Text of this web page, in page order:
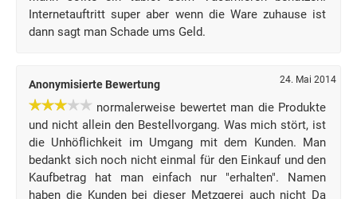
Internetauftritt super aber wenn die Ware zuhause ist
dann sagt man Schade ums Geld.
Anonymisierte Bewertung 24. Mai 2014
normalerweise bewertet man die Produkte
und nicht allein den Bestellvorgang. Was mich stört, ist
die Unhöflichkeit im Umgang mit dem Kunden. Man
bedankt sich noch nicht einmal für den Einkauf und den
Kaufbetrag hat man einfach nur "erhalten". Namen
haben die Kunden bei dieser Metzgerei auch nicht Da